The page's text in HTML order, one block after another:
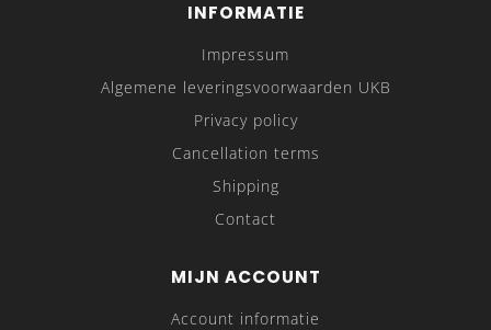
INFORMATIE
Impressum
Algemene leveringsvoorwaarden UKB
Privacy policy
Cancellation terms
Shipping
Contact
MIJN ACCOUNT
Account informatie